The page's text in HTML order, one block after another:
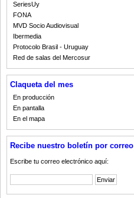
SeriesUy
FONA
MVD Socio Audiovisual
Ibermedia
Protocolo Brasil - Uruguay
Red de salas del Mercosur
Claqueta del mes
En producción
En pantalla
En el mapa
Recibe nuestro boletín por correo
Escribe tu correo electrónico aquí: